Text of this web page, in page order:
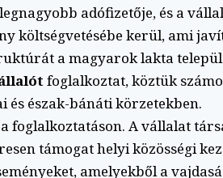
adófizetője, és a
költségvetésébe kerül, ami
a magyarok lakta
foglalkoztat, köztük
és észak-bánáti körzetekben.
foglalkoztatáson. A vállalat
támogat helyi közösségi
amelyekből a